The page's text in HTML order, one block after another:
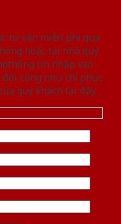
tư vấn miễn phí qua
hoặc tại nhà quý
thông tin nhập vào
cũng như chỉ phục
quý khách tại đây.